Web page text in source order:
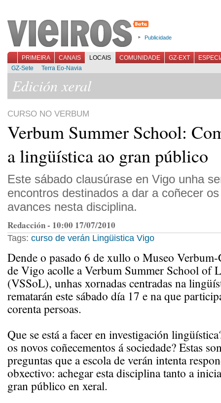
Publicidade
PRIMEIRA CANAIS LOCAIS COMUNIDADE GZ-EXT
GZ-Sete
Terra Eo-Navia
Edición xeral
CURSO NO VERBUM
Verbum Summer School:
a lingüística ao gran público
Este sábado clausúrase en Vigo unha
encontros destinados a dar a coñecer
avances nesta disciplina.
Redacción - 10:00 17/07/2010
Tags: curso de verán Lingüistica Vigo
Dende o pasado 6 de xullo o Museo Verbum-
de Vigo acolle a Verbum Summer School of
(VSSoL), unhas xornadas centradas na
rematarán este sábado día 17 e na que
corenta persoas.
Que se está a facer en investigación
os novos coñecementos á sociedade? Estas
preguntas que a escola de verán intenta
obxectivo: achegar esta disciplina tanto a
gran público en xeral.